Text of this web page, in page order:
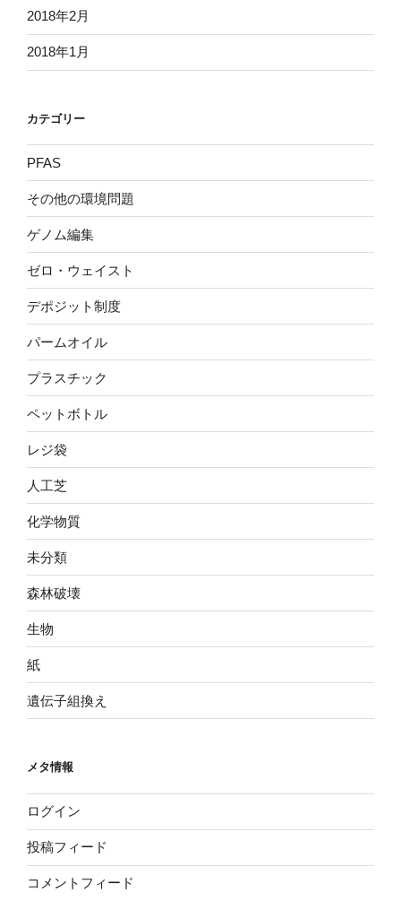
2018年2月
2018年1月
カテゴリー
PFAS
その他の環境問題
ゲノム編集
ゼロ・ウェイスト
デポジット制度
パームオイル
プラスチック
ペットボトル
レジ袋
人工芝
化学物質
未分類
森林破壊
生物
紙
遺伝子組換え
メタ情報
ログイン
投稿フィード
コメントフィード